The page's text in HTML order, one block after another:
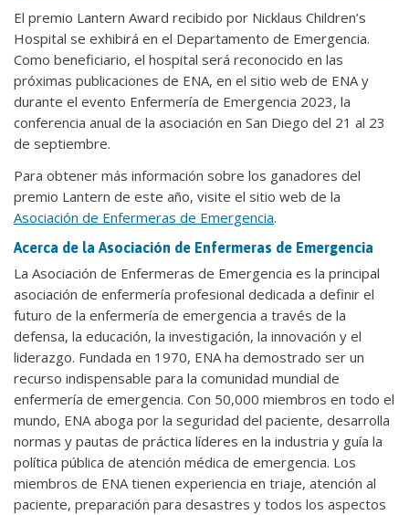
El premio Lantern Award recibido por Nicklaus Children’s
Hospital se exhibirá en el Departamento de Emergencia.
Como beneficiario, el hospital será reconocido en las
próximas publicaciones de ENA, en el sitio web de ENA y
durante el evento Enfermería de Emergencia 2023, la
conferencia anual de la asociación en San Diego del 21 al 23
de septiembre.
Para obtener más información sobre los ganadores del
premio Lantern de este año, visite el sitio web de la
Asociación de Enfermeras de Emergencia.
Acerca de la Asociación de Enfermeras de Emergencia
La Asociación de Enfermeras de Emergencia es la principal
asociación de enfermería profesional dedicada a definir el
futuro de la enfermería de emergencia a través de la
defensa, la educación, la investigación, la innovación y el
liderazgo. Fundada en 1970, ENA ha demostrado ser un
recurso indispensable para la comunidad mundial de
enfermería de emergencia. Con 50,000 miembros en todo el
mundo, ENA aboga por la seguridad del paciente, desarrolla
normas y pautas de práctica líderes en la industria y guía la
política pública de atención médica de emergencia. Los
miembros de ENA tienen experiencia en triaje, atención al
paciente, preparación para desastres y todos los aspectos